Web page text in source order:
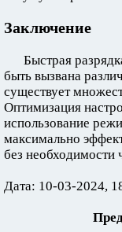
Заключение
Быстрая
быть вызвана
существует
Оптимизация
использование
максимально
без необходимости
Дата: 10-03-2024,